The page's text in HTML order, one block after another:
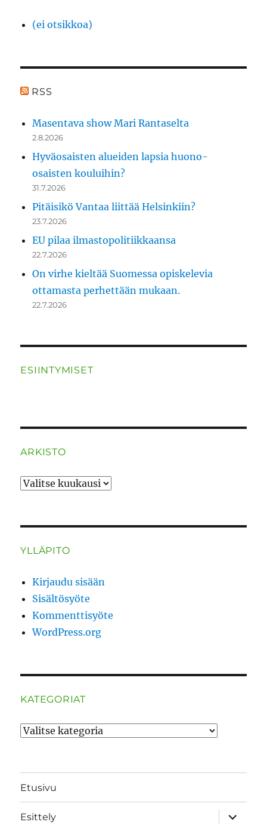
(ei otsikkoa)
RSS
Masentava show Mari Rantaselta
2.8.2026
Hyväosaisten alueiden lapsia huono-
osaisten kouluihin?
31.7.2026
Pitäisikö Vantaa liittää Helsinkiin?
23.7.2026
EU pilaa ilmastopolitiikkaansa
22.7.2026
On virhe kieltää Suomessa opiskelevia
ottamasta perhettään mukaan.
22.7.2026
ESIINTYMISET
ARKISTO
ARKISTO
YLLÄPITO
Kirjaudu sisään
Sisältösyöte
Kommenttisyöte
WordPress.org
KATEGORIAT
Kategoriat
Etusivu
Esittely
näytä